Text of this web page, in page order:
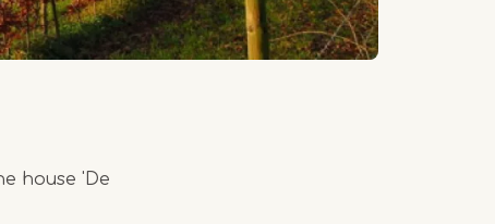
house 'De